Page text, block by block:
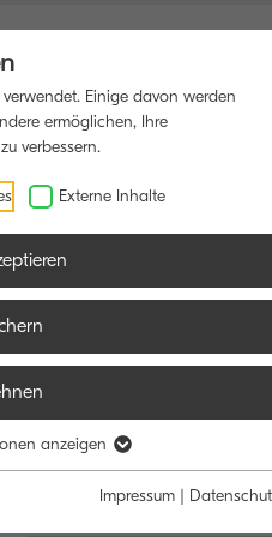
Funktion:
Alle Scan
Einige davon werden
ermöglichen, Ihre
verbessern.
Externe Inhalte
anzeigen
Impressum |